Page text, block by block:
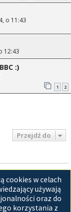
o 11:43
12:43
:)
1 2
Przejdź do
cookies w celach
używają
oraz do
korzystania z